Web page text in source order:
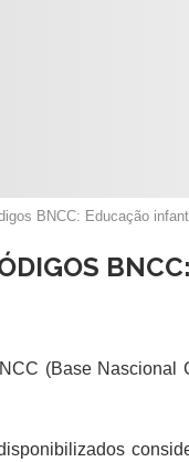
BNCC: Educação
(Base